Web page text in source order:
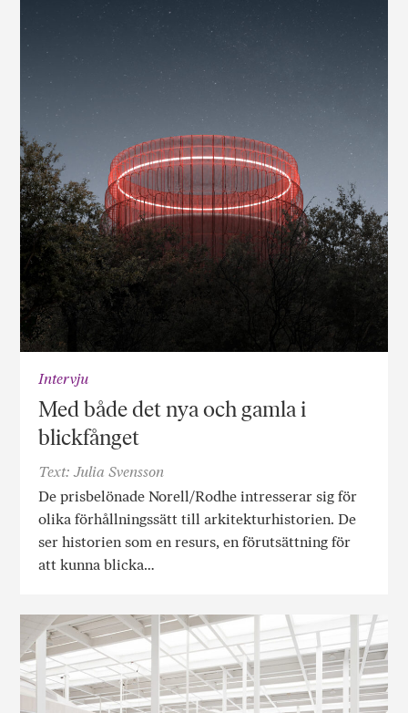
Intervju
Med både det nya och gamla i
blickfånget
Text: Julia Svensson
De prisbelönade Norell/Rodhe intresserar sig för
olika förhållningssätt till arkitekturhistorien. De
ser historien som en resurs, en förutsättning för
att kunna blicka…